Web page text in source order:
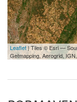
Leaflet| Tiles © Esri —
Getmapping, Aerogrid,